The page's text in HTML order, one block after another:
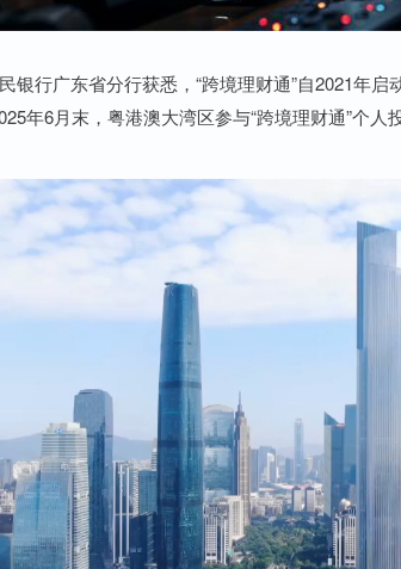
行广东省分行获悉，“跨境理财通”自2021年启
年6月末，粤港澳大湾区参与“跨境理财通”个